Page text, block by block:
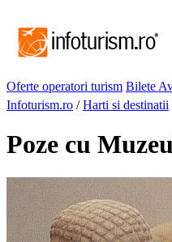
Oferte operatori turism Bilete
Infoturism.ro /Harti si destinatii
Poze cu